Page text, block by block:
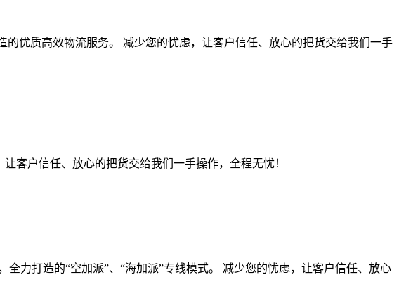
优质高效物流服务。 减少您的忧虑，让客户信任、放心的把货交给我们一手
客户信任、放心的把货交给我们一手操作，全程无忧！
力打造的“空加派”、“海加派”专线模式。 减少您的忧虑，让客户信任、放心